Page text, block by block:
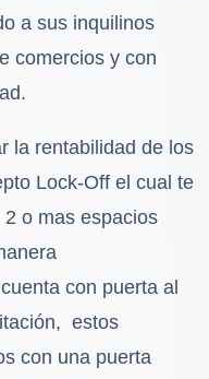
a sus inquilinos
comercios y con
la rentabilidad de los
Lock-Off el cual te
o mas espacios
con puerta al
estos
con una puerta